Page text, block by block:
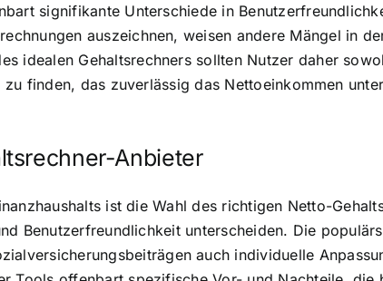
signifikante Unterschiede in
auszeichnen, weisen andere Mängel in
idealen Gehaltsrechners sollten Nutzer daher
finden, das zuverlässig das Nettoeinkommen
Anbieter
ist die Wahl des richtigen Netto-
Benutzerfreundlichkeit unterscheiden. Die
auch individuelle